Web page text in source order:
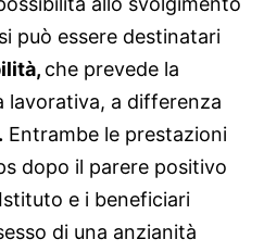
può essere destinatari
che prevede la
lavorativa, a differenza
. Entrambe le prestazioni
dopo il parere positivo
e i beneficiari
di una anzianità